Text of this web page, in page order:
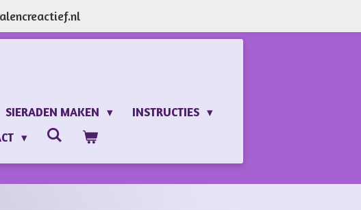
SIERADEN MAKEN
INSTRUCTIES